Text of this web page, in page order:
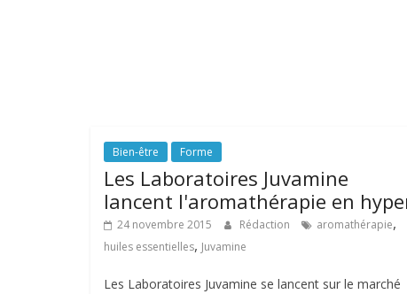
Bien-être Forme
Les Laboratoires Juvamine
lancent l'aromathérapie en
24 novembre 2015 Rédaction aromathérapie,
huiles essentielles, Juvamine
Les Laboratoires Juvamine se lancent sur le marché